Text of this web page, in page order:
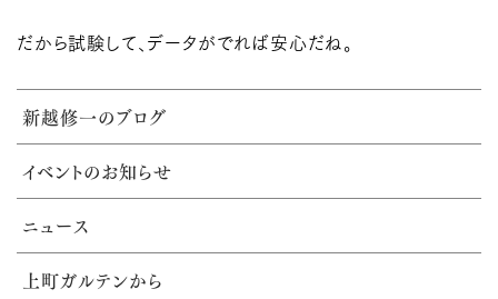
だから試験して、データがでれば安心だね。
新越修一のブログ
イベントのお知らせ
ニュース
上町ガルテンから